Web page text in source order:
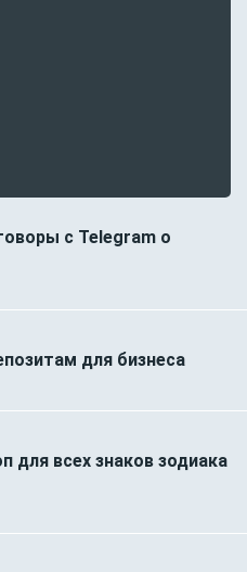
с Telegram о
для бизнеса
для всех знаков зодиака